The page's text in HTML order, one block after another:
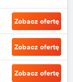
Zobacz ofertę
Zobacz ofertę
Zobacz ofertę